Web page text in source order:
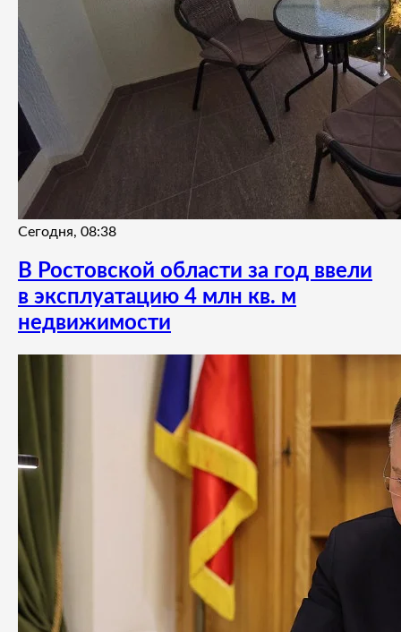
Сегодня, 08:38
В Ростовской области за год ввели
в эксплуатацию 4 млн кв. м
недвижимости